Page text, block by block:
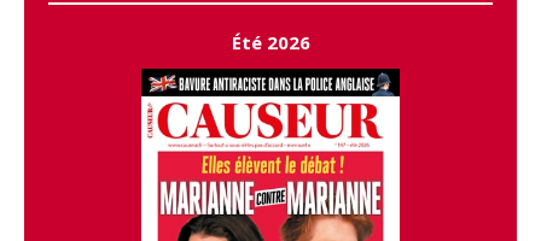
Été 2026